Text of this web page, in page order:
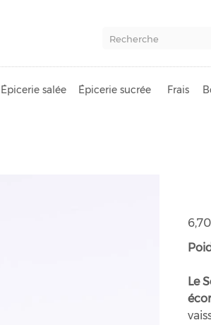
Épicerie salée Épicerie sucrée Frais
Prix
Le